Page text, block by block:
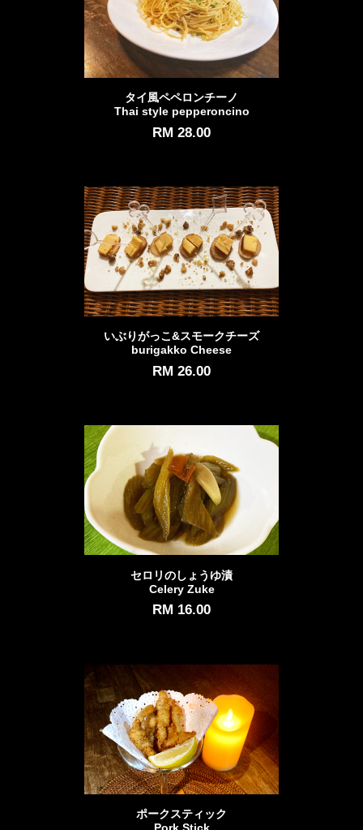
タイ風ペペロンチーノ
Thai style pepperoncino
RM 28.00
いぶりがっこ&スモークチーズ
burigakko Cheese
RM 26.00
セロリのしょうゆ漬
Celery Zuke
RM 16.00
ポークスティック